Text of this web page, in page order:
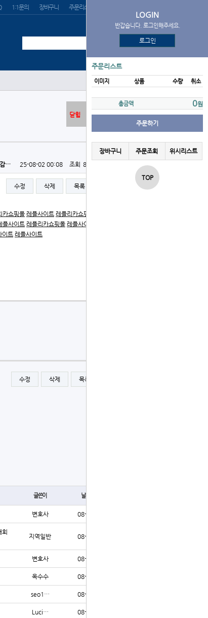
1:1문의 장바구니 주문리스트
LOGIN
반갑습니다. 로그인해주세요.
로그인
주문리스트
이미지 상품 수량 취소
총금액 0원
주문하기
장바구니 주문조회 위시리스트
TOP
닫힘
… 25-08-02 00:08 조회 871회
수정 삭제 목록
카쇼핑몰 레플사이트 레플리카쇼핑몰
플사이트 레플리카쇼핑몰 레플사이트
이트 레플사이트
수정 삭제 목록
글쓴이 날짜
변호사 08-03
지역일반 08-03
변호사 08-03
옥수수 08-03
seo1… 08-03
Luci… 08-03